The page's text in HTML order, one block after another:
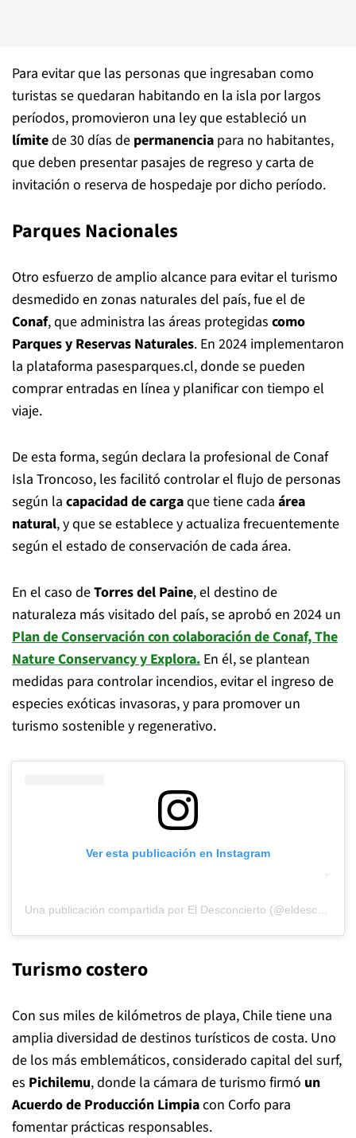
Para evitar que las personas que ingresaban como
turistas se quedaran habitando en la isla por largos
períodos, promovieron una ley que estableció un
límitede 30 días de permanencia para no habitantes,
que deben presentar pasajes de regreso y carta de
invitación o reserva de hospedaje por dicho período.
Parques Nacionales
Otro esfuerzo de amplio alcance para evitar el turismo
desmedido en zonas naturales del país, fue el de
Conaf, que administra las áreas protegidas como
Parques y Reservas Naturales. En 2024 implementaron
la plataforma pasesparques.cl, donde se pueden
comprar entradas en línea y planificar con tiempo el
viaje.
De esta forma, según declara la profesional de Conaf
Isla Troncoso, les facilitó controlar el flujo de personas
según la capacidad de cargaque tiene cada área
natural, y que se establece y actualiza frecuentemente
según el estado de conservación de cada área.
En el caso deTorres del Paine, el destino de
naturaleza más visitado del país, se aprobó en 2024 un
Plan de Conservacióncon colaboración de Conaf, The
Nature Conservancy y Explora. En él, se plantean
medidas para controlar incendios, evitar el ingreso de
especies exóticas invasoras, y para promover un
turismo sostenible y regenerativo.
Ver esta publicación en Instagram
Turismo costero
Con sus miles de kilómetros de playa, Chile tiene una
amplia diversidad de destinos turísticos de costa. Uno
de los más emblemáticos, considerado capital del surf,
es Pichilemu, donde la cámara de turismo firmó un
Acuerdo de Producción Limpiacon Corfo para
fomentar prácticas responsables.